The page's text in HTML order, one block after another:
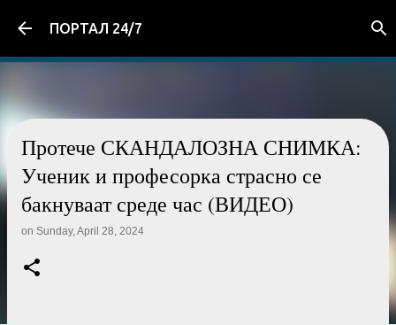
Skip to main content
ПОРТАЛ 24/7
Протече СКАНДАЛОЗНА СНИМКА:
Ученик и професорка страсно се
бакнуваат среде час (ВИДЕО)
on Sunday, April 28, 2024